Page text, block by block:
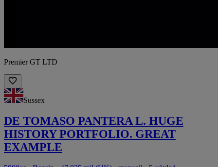
Premier GT LTD
Sussex
DE TOMASO PANTERA L. HUGE
HISTORY PORTFOLIO. GREAT
EXAMPLE